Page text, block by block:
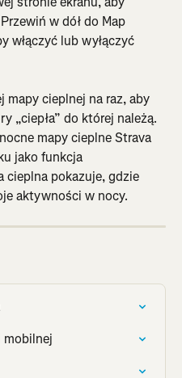
w dół do Map
włączyć lub wyłączyć
cieplnej na raz, aby
„ciepła” do której należą.
mapy cieplne Strava
jako funkcja
cieplna pokazuje, gdzie
aktywności w nocy.
mobilnej